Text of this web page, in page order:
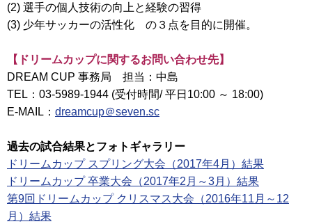
(2) 選手の個人技術の向上と経験の習得
(3) 少年サッカーの活性化 の３点を目的に開催。
【ドリームカップに関するお問い合わせ先】
DREAM CUP 事務局 担当：中島
TEL：03-5989-1944 (受付時間/ 平日10:00 ～ 18:00)
E-MAIL： dreamcup＠seven.sc
過去の試合結果とフォトギャラリー
ドリームカップ スプリング大会（2017年4月）結果
ドリームカップ 卒業大会（2017年2月～3月）結果
第9回ドリームカップ クリスマス大会（2016年11月～12
月）結果